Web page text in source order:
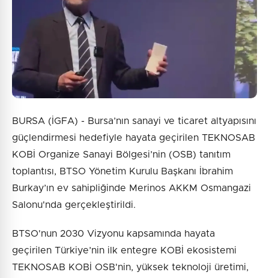
BURSA (İGFA) - Bursa’nın sanayi ve ticaret altyapısını
güçlendirmesi hedefiyle hayata geçirilen TEKNOSAB
KOBİ Organize Sanayi Bölgesi’nin (OSB) tanıtım
toplantısı, BTSO Yönetim Kurulu Başkanı İbrahim
Burkay’ın ev sahipliğinde Merinos AKKM Osmangazi
Salonu'nda gerçekleştirildi.
BTSO'nun 2030 Vizyonu kapsamında hayata
geçirilen Türkiye’nin ilk entegre KOBİ ekosistemi
TEKNOSAB KOBİ OSB'nin, yüksek teknoloji üretimi,